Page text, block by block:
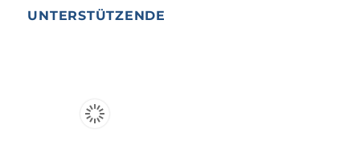
UNTERSTÜTZENDE